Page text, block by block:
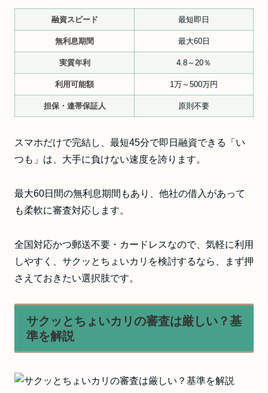
融資スピード 最短即日
無利息期間 最大60日
実質年利 4.8～20％
利用可能額 1万～500万円
担保・連帯保証人 原則不要
スマホだけで完結し、最短45分で即日融資できる「い
つも」は、大手に負けない速度を誇ります。
最大60日間の無利息期間もあり、他社の借入があって
も柔軟に審査対応します。
全国対応かつ郵送不要・カードレスなので、気軽に利用
しやすく、サクッとちょいカリを検討するなら、まず押
さえておきたい選択肢です。
サクッとちょいカリの審査は厳しい？基
準を解説